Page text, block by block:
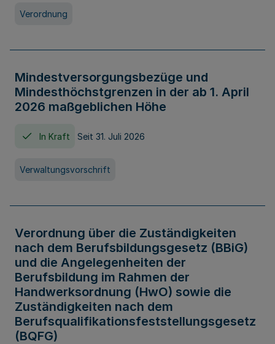
Verordnung
Mindestversorgungsbezüge und
Mindesthöchstgrenzen in der ab 1. April
2026 maßgeblichen Höhe
In Kraft Seit 31. Juli 2026
Verwaltungsvorschrift
Verordnung über die Zuständigkeiten
nach dem Berufsbildungsgesetz (BBiG)
und die Angelegenheiten der
Berufsbildung im Rahmen der
Handwerksordnung (HwO) sowie die
Zuständigkeiten nach dem
Berufsqualifikationsfeststellungsgesetz
(BQFG)